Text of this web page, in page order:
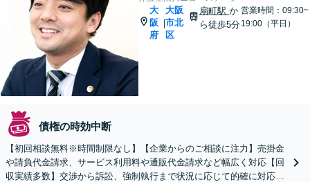
大
阪
府
|
大阪
市北
区
扇町駅 か
ら徒歩5分
営業時間：09:30~
19:00（平日）
債権の時効中断
【初回相談無料※時間制限なし】【企業からのご相談に注力】売掛金
や請負代金請求、サービス利用料や通販代金請求など幅広く対応【回
収実績多数】交渉から訴訟、強制執行まで状況に応じて的確に対応し